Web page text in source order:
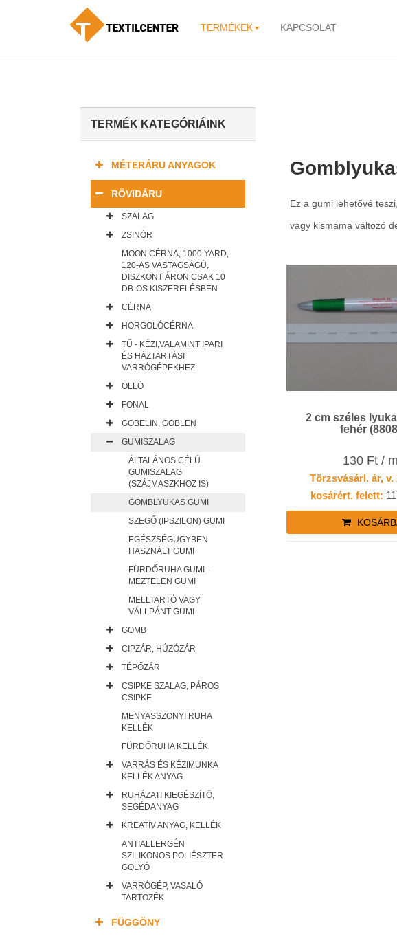
TERMÉKEK KAPCSOLAT
Ez a gumi lehetővé
vagy kismama változó
2 cm széles
fehér
130 Ft / m
Törzsvásárl. ár, v.
kosárért. felett:
TERMÉK KATEGÓRIÁINK
MÉTERÁRU ANYAGOK
RÖVIDÁRU
SZALAG
ZSINÓR
MOON CÉRNA, 1000 YARD,
120-AS VASTAGSÁGÚ,
DISZKONT ÁRON CSAK 10
DB-OS KISZERELÉSBEN
CÉRNA
HORGOLÓCÉRNA
TŰ - KÉZI,VALAMINT IPARI
ÉS HÁZTARTÁSI
VARRÓGÉPEKHEZ
OLLÓ
FONAL
GOBELIN, GOBLEN
GUMISZALAG
ÁLTALÁNOS CÉLÚ
GUMISZALAG
(SZÁJMASZKHOZ IS)
GOMBLYUKAS GUMI
SZEGŐ (IPSZILON) GUMI
EGÉSZSÉGÜGYBEN
HASZNÁLT GUMI
FÜRDŐRUHA GUMI -
MEZTELEN GUMI
MELLTARTÓ VAGY
VÁLLPÁNT GUMI
GOMB
CIPZÁR, HÚZÓZÁR
TÉPŐZÁR
CSIPKE SZALAG, PÁROS
CSIPKE
MENYASSZONYI RUHA
KELLÉK
FÜRDŐRUHA KELLÉK
VARRÁS ÉS KÉZIMUNKA
KELLÉK ANYAG
RUHÁZATI KIEGÉSZÍTŐ,
SEGÉDANYAG
KREATÍV ANYAG, KELLÉK
ANTIALLERGÉN
SZILIKONOS POLIÉSZTER
GOLYÓ
VARRÓGÉP, VASALÓ
TARTOZÉK
FÜGGÖNY